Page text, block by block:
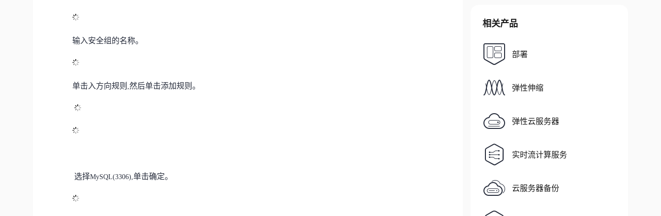
输入安全组的名称。
单击 入方向规则 ,然后单击添加规则。
选择MySQL(3306),单击确定。
相关产品
部署
弹性伸缩
弹性云服务器
实时流计算服务
云服务器备份